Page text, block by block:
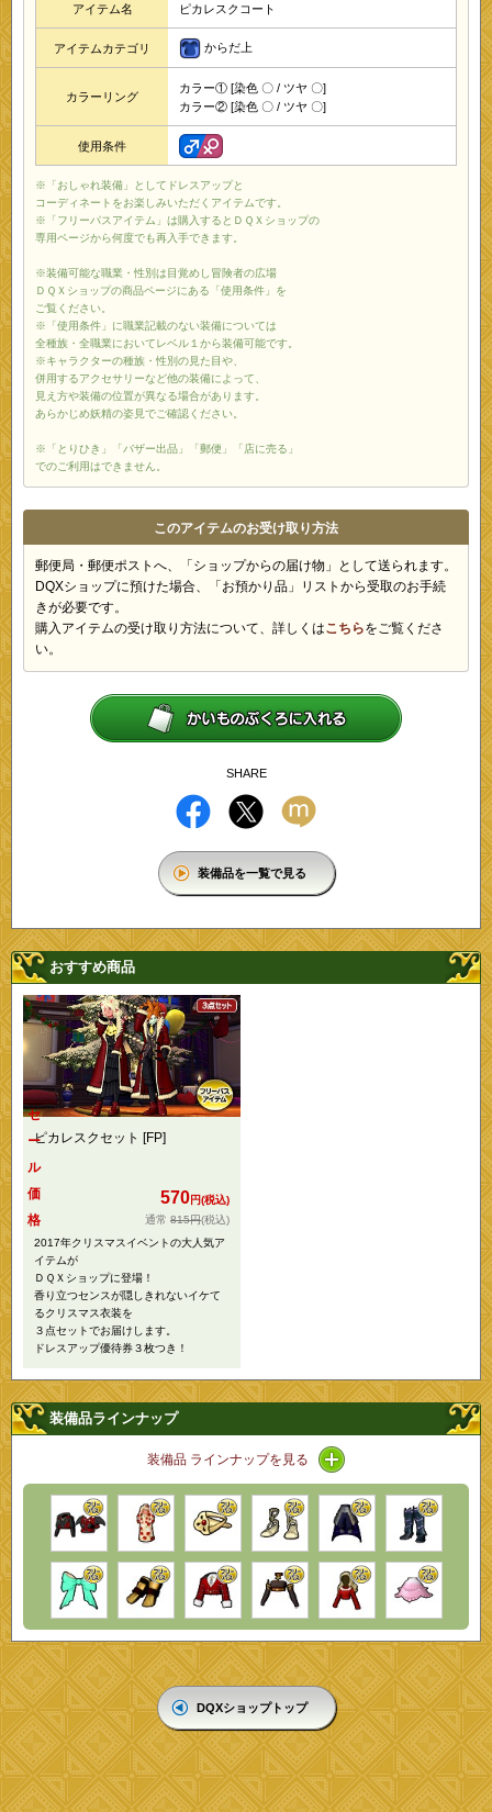
アイテム名 ピカレスクコート
アイテムカテゴリ からだ上
カラーリング
カラー① [染色 〇 / ツヤ 〇]
カラー② [染色 〇 / ツヤ 〇]
使用条件
※「おしゃれ装備」としてドレスアップと
コーディネートをお楽しみいただくアイテムです。
※「フリーパスアイテム」は購入するとＤＱＸショップの
専用ページから何度でも再入手できます。
※装備可能な職業・性別は目覚めし冒険者の広場
ＤＱＸショップの商品ページにある「使用条件」を
ご覧ください。
※「使用条件」に職業記載のない装備については
全種族・全職業においてレベル１から装備可能です。
※キャラクターの種族・性別の見た目や、
併用するアクセサリーなど他の装備によって、
見え方や装備の位置が異なる場合があります。
あらかじめ妖精の姿見でご確認ください。
※「とりひき」「バザー出品」「郵便」「店に売る」
でのご利用はできません。
このアイテムのお受け取り方法
郵便局・郵便ポストへ、「ショップからの届け物」として送られます。
DQXショップに預けた場合、「お預かり品」リストから受取のお手続
きが必要です。
購入アイテムの受け取り方法について、詳しくはこちらをご覧くださ
い。
SHARE
装備品を一覧で見る
おすすめ商品
ピカレスクセット [FP]
セ
ー
ル
価
格
570円(税込)
815円(税込)
2017年クリスマスイベントの大人気ア
イテムが
ＤＱＸショップに登場！
香り立つセンスが隠しきれないイケて
るクリスマス衣装を
３点セットでお届けします。
ドレスアップ優待券３枚つき！
装備品ラインナップ
装備品 ラインナップを見る アイコン / ラインナッ
DQXショップトップ